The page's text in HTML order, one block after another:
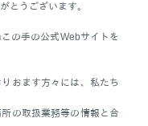
とうございます。
の手の公式Webサイトを
おます方々には、私たち
の取扱業務等の情報と合